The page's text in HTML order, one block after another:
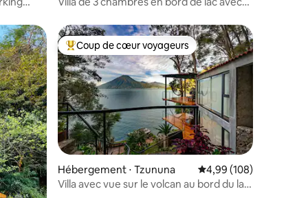
: 4,96 sur 5
Coups de cœur voyageurs les plus appréciés
Coup de cœur voyageurs
Hébergement ⋅ Tzununa Évaluation moyenne
4,99 (108)
Villa avec vue sur le volcan au bord du lac